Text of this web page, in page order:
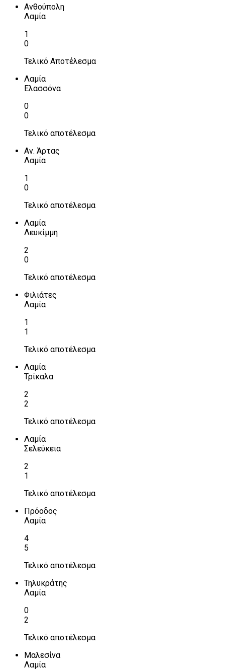
Ανθούπολη
Λαμία
1
0
Τελικό Αποτέλεσμα
Λαμία
Ελασσόνα
0
0
Τελικό αποτέλεσμα
Αν. Άρτας
Λαμία
1
0
Τελικό αποτέλεσμα
Λαμία
Λευκίμμη
2
0
Τελικό αποτέλεσμα
Φιλιάτες
Λαμία
1
1
Τελικό αποτέλεσμα
Λαμία
Τρίκαλα
2
2
Τελικό αποτέλεσμα
Λαμία
Σελεύκεια
2
1
Τελικό αποτέλεσμα
Πρόοδος
Λαμία
4
5
Τελικό αποτέλεσμα
Τηλυκράτης
Λαμία
0
2
Τελικό αποτέλεσμα
Μαλεσίνα
Λαμία